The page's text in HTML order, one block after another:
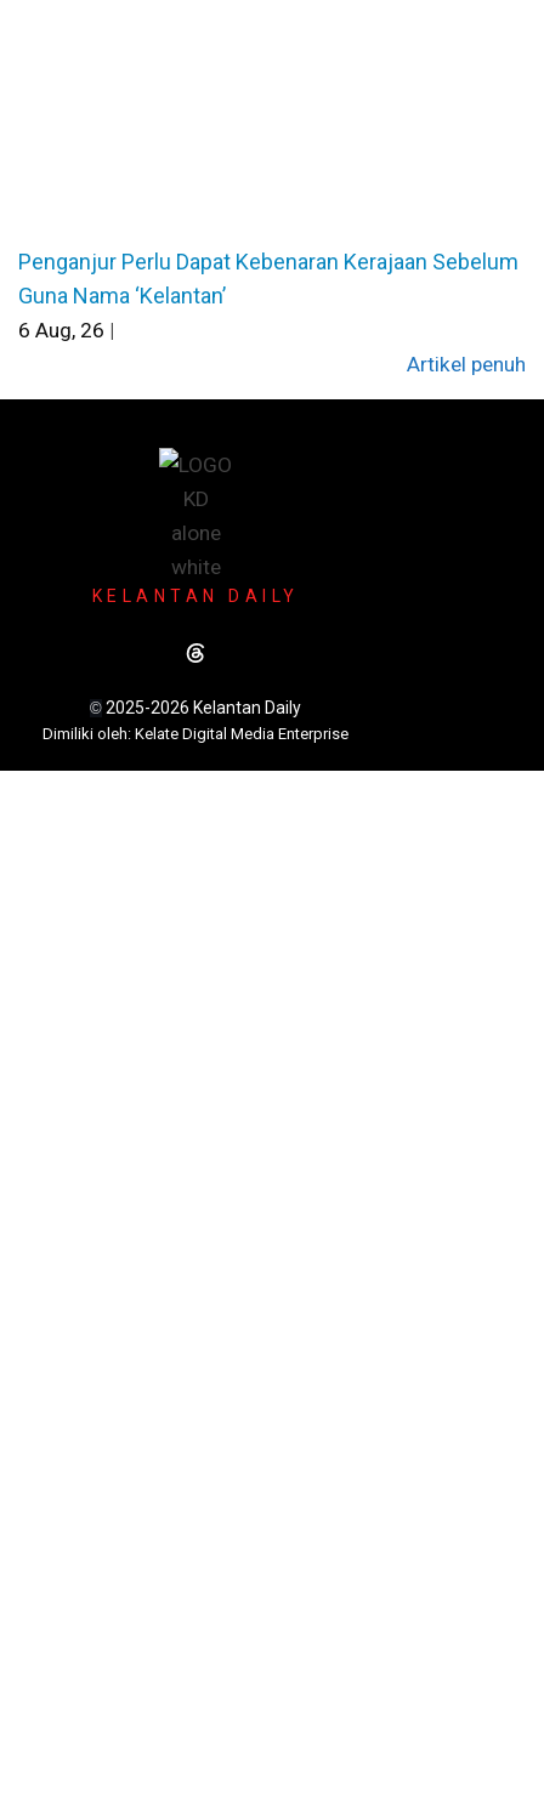
Penganjur Perlu Dapat Kebenaran Kerajaan Sebelum
Guna Nama ‘Kelantan’
6 Aug, 26 |
Artikel penuh
KELANTAN DAILY
© 2025-2026 Kelantan Daily
Dimiliki oleh: Kelate Digital Media Enterprise